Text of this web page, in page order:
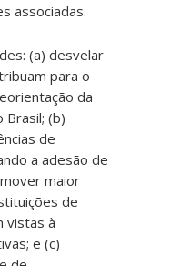
associadas.
(a) desvelar
para o
da
Brasil; (b)
de
a adesão de
maior
de
vistas à
e (c)